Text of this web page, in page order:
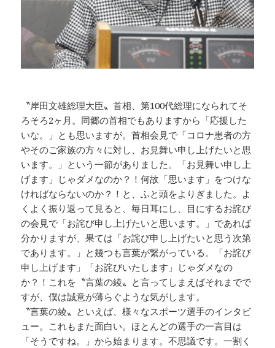
〝岸田文雄総理大臣〟首相、第100代総理になられてそ
ろそろ2ヶ月。同郷の首相でもありますから「応援した
いな。」とも思いますが。首相会見で「コロナ患者の方
やそのご家族の方々に対し、お見舞い申し上げたいと思
います。」という一節がありました。「お見舞い申し上
げます」じゃダメなのか？！何故「思います」をつけな
ければならないのか？！と、ふと頭をよりぎました。よ
くよく振り返って見ると、毎日耳にし、目にするお詫び
の会見で「お詫び申し上げたいと思います。」であれば
分かりますが、果ては「お詫び申し上げたいと思う次第
であります。」と幾つも言葉が繋がっている。「お詫び
申し上げます」「お詫びいたします」じゃダメなの
か？！これを〝言葉の綾〟と言ってしまえばそれまでで
すが、僕は誠意が薄らぐような気がします。
〝言葉の綾〟といえば、様々なスポーツ選手のインタビ
ュー。これもまた面白い。ほとんどの選手の一言目は
「そうですね。」から始まります。不思議です。一割く